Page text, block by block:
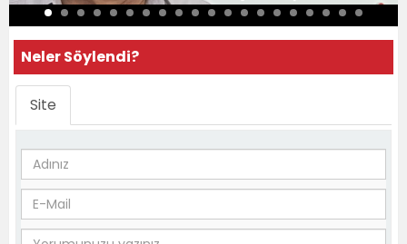
Neler Söylendi?
Site